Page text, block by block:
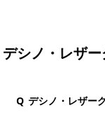
デシノ・レザ
Q デシノ・レザー